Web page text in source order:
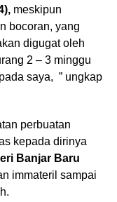
meskipun
bocoran, yang
digugat oleh
2 – 3 minggu
saya, ” ungkap
perbuatan
kepada dirinya
Banjar Baru
immateril sampai